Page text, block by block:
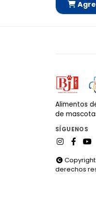
Alimentos
de
SÍGUENOS
Copyright
derechos